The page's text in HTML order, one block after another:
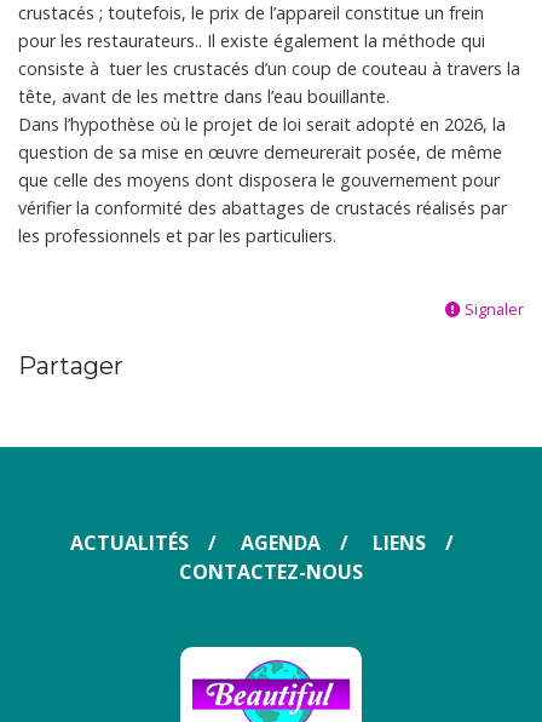
crustacés ; toutefois, le prix de l’appareil constitue un frein
pour les restaurateurs.. Il existe également la méthode qui
consiste à tuer les crustacés d’un coup de couteau à travers la
tête, avant de les mettre dans l’eau bouillante.
Dans l’hypothèse où le projet de loi serait adopté en 2026, la
question de sa mise en œuvre demeurerait posée, de même
que celle des moyens dont disposera le gouvernement pour
vérifier la conformité des abattages de crustacés réalisés par
les professionnels et par les particuliers.
Signaler
Partager
ACTUALITÉS AGENDA
LIENS
CONTACTEZ-NOUS